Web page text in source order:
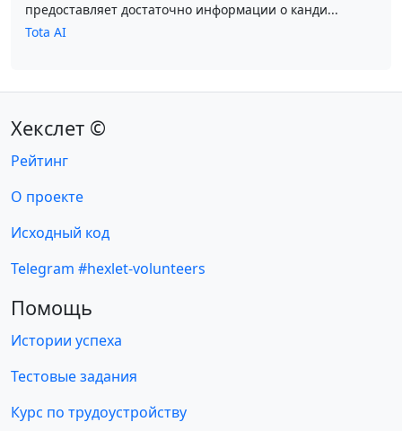
предоставляет достаточно информации о канди...
Tota AI
Хекслет ©
Рейтинг
О проекте
Исходный код
Telegram #hexlet-volunteers
Помощь
Истории успеха
Тестовые задания
Курс по трудоустройству